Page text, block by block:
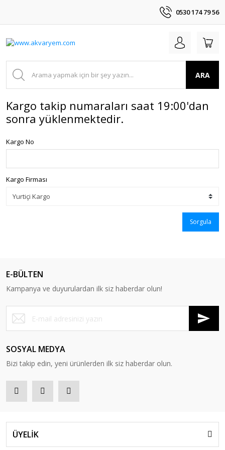
0530 174 79 56
ARA
Kargo takip numaraları saat 19:00'dan
sonra yüklenmektedir.
Kargo No
Kargo Firması
Sorgula
E-BÜLTEN
Kampanya ve duyurulardan ilk siz haberdar olun!
SOSYAL MEDYA
Bizi takip edin, yeni ürünlerden ilk siz haberdar olun.
ÜYELİK